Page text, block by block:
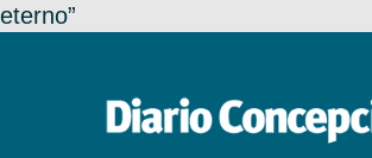
eterno”